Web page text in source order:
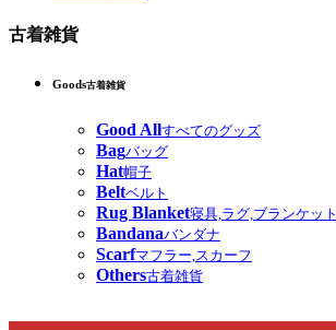
古着雑貨
Goods古着雑貨
Good Allすべてのグッズ
Bagバッグ
Hat帽子
Beltベルト
Rug Blanket寝具,ラグ,ブランケット
Bandanaバンダナ
Scarfマフラー,スカーフ
Others古着雑貨